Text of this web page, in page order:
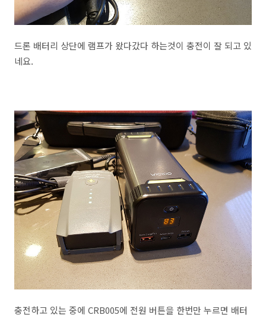
드론 배터리 상단에 램프가 왔다갔다 하는것이 충전이 잘 되고 있
네요.
충전하고 있는 중에 CRB005에 전원 버튼을 한번만 누르면 배터